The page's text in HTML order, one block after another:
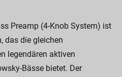
Preamp (4-Knob System) ist
das die gleichen
legendären aktiven
Bässe bietet. Der